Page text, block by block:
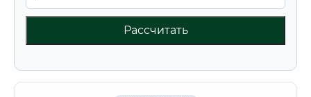
Рассчитать